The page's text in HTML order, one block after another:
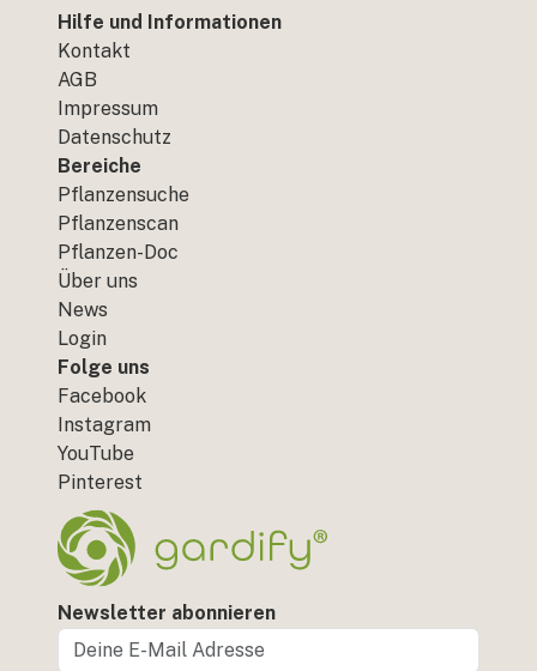
Hilfe und Informationen
Kontakt
AGB
Impressum
Datenschutz
Bereiche
Pflanzensuche
Pflanzenscan
Pflanzen-Doc
Über uns
News
Login
Folge uns
Facebook
Instagram
YouTube
Pinterest
Newsletter abonnieren